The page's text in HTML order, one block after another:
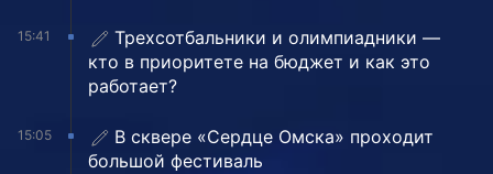
15:41
Трехсотбальники и олимпиадники —
кто в приоритете на бюджет и как это
работает?
15:05
В сквере «Сердце Омска» проходит
большой фестиваль